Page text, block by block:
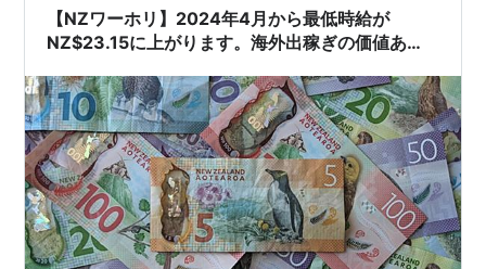
統一の最低時給です。 ニュージーランドの最低時給の
推…
【NZワーホリ】2024年4月から最低時給が
NZ$23.15に上がります。海外出稼ぎの価値あ